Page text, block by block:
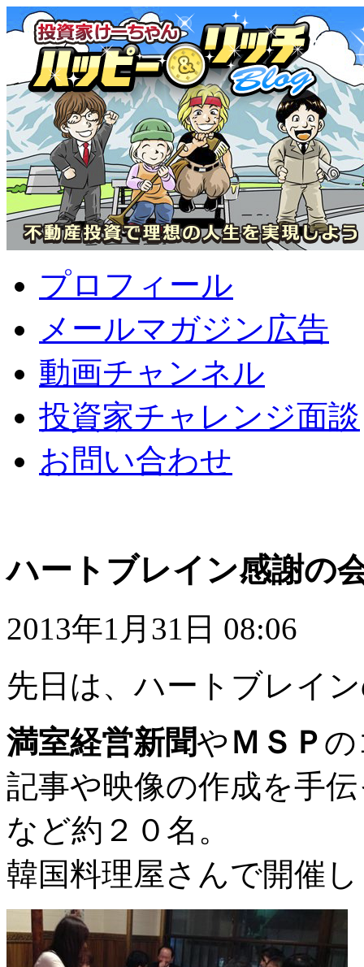
プロフィール
メールマガジン広告
動画チャンネル
投資家チャレンジ面談
お問い合わせ
ハートブレイン感謝の
2013年1月31日 08:06
先日は、ハートブレイ
満室経営新聞や ＭＳＰ
記事や映像の作成を手
など約２０名。
韓国料理屋さんで開催